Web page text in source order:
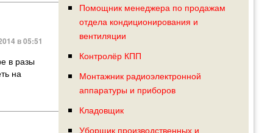
в 05:51
в разы
на
Помощник менеджера по продажам
отдела кондиционирования и
вентиляции
Контролёр КПП
Монтажник радиоэлектронной
аппаратуры и приборов
Кладовщик
Уборщик производственных и